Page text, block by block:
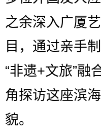
之余深入广厦
目，通过亲手
“非遗+文旅”融
角探访这座滨
貌。